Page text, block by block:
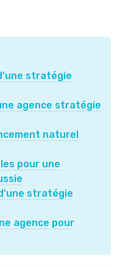
stratégie
agence stratégie
naturel
pour une
stratégie
agence pour